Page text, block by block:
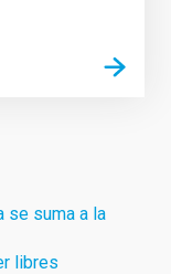
se suma a la
libres